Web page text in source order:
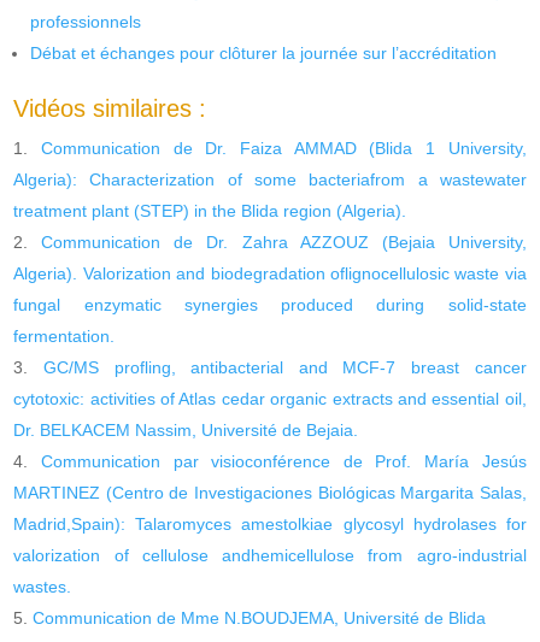
professionnels
Débat et échanges pour clôturer la journée sur l’accréditation
Vidéos similaires :
Communication de Dr. Faiza AMMAD (Blida 1 University,
Algeria): Characterization of some bacteriafrom a wastewater
treatment plant (STEP) in the Blida region (Algeria).
Communication de Dr. Zahra AZZOUZ (Bejaia University,
Algeria). Valorization and biodegradation oflignocellulosic waste via
fungal enzymatic synergies produced during solid-state
fermentation.
GC/MS profling, antibacterial and MCF-7 breast cancer
cytotoxic: activities of Atlas cedar organic extracts and essential oil,
Dr. BELKACEM Nassim, Université de Bejaia.
Communication par visioconférence de Prof. María Jesús
MARTINEZ (Centro de Investigaciones Biológicas Margarita Salas,
Madrid,Spain): Talaromyces amestolkiae glycosyl hydrolases for
valorization of cellulose andhemicellulose from agro-industrial
wastes.
Communication de Mme N.BOUDJEMA, Université de Blida